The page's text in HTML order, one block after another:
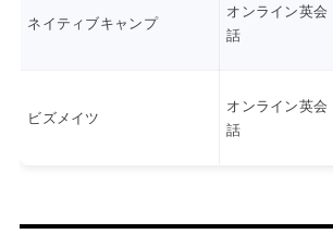
ネイティブキャンプ
オンライン英会
話
ビズメイツ
オンライン英会
話